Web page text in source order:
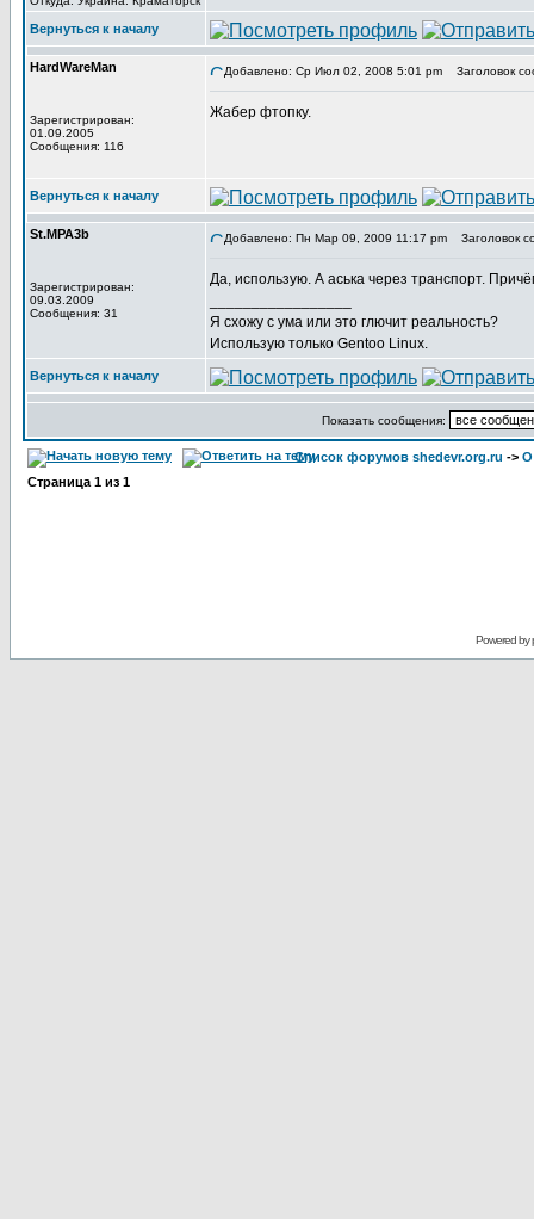
Вернуться к началу
HardWareMan
Зарегистрирован:
01.09.2005
Сообщения: 116
Добавлено: Ср Июл 02, 2008 5:01 pm Заголовок
Жабер фтопку.
Вернуться к началу
St.MPA3b
Зарегистрирован:
09.03.2009
Сообщения: 31
Добавлено: Пн Мар 09, 2009 11:17 pm Заголовок
Да, использую. А аська через транспорт.
Я схожу с ума или это глючит реальность?
Использую только Gentoo Linux.
Вернуться к началу
Показать сообщения:
Список форумов shedevr.org.ru -> О
Страница 1 из 1
Powered by